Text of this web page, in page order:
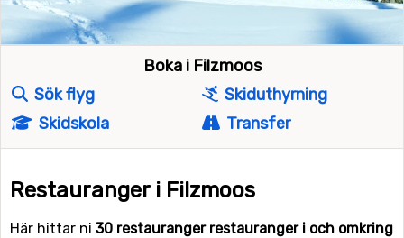
Boka i Filzmoos
Sök flyg
Skiduthyrning
Skidskola
Transfer
Restauranger i Filzmoos
Här hittar ni 30 restauranger restauranger i och omkring